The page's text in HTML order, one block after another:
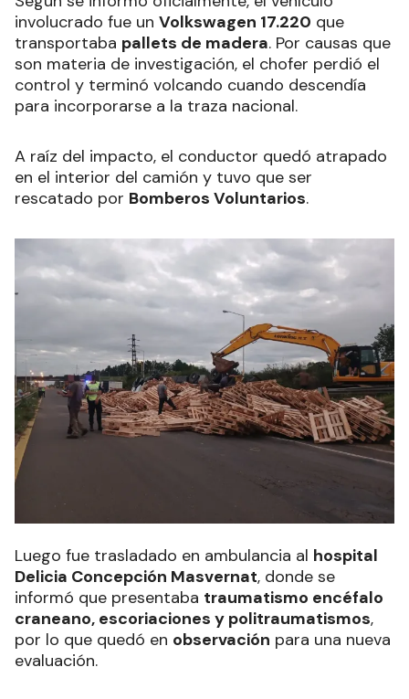
involucrado fue un Volkswagen 17.220 que
transportaba pallets de madera. Por causas que
son materia de investigación, el chofer perdió el
control y terminó volcando cuando descendía
para incorporarse a la traza nacional.
A raíz del impacto, el conductor quedó atrapado
en el interior del camión y tuvo que ser
rescatado por Bomberos Voluntarios.
Luego fue trasladado en ambulancia al hospital
Delicia Concepción Masvernat, donde se
informó que presentaba traumatismo encéfalo
craneano, escoriaciones y politraumatismos,
por lo que quedó en observación para una nueva
evaluación.